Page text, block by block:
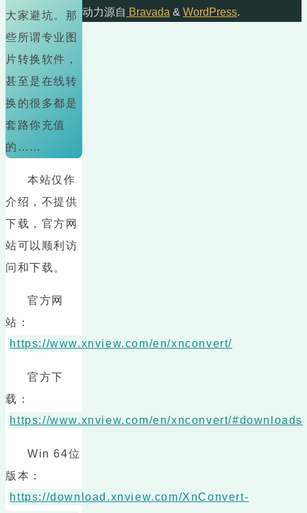
大家避坑。那
些所谓专业图
片转换软件，
甚至是在线转
换的很多都是
套路你充值
的……
本站仅作
介绍，不提供
下载，官方网
站可以顺利访
问和下载。
官方网
站：
https://www.xnview.com/en/xnconvert/
官方下
载：
https://www.xnview.com/en/xnconvert/#downloads
Win 64位
版本：
https://download.xnview.com/XnConvert-
动力源自 Bravada & WordPress.